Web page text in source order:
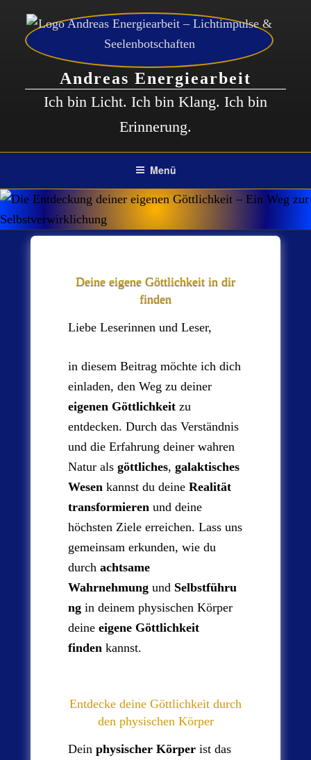
Inhalt
springen
Andreas Energiearbeit
Ich bin Licht. Ich bin Klang. Ich bin
Erinnerung.
Menü
Deine eigene Göttlichkeit in dir
finden
Liebe Leserinnen und Leser,
in diesem Beitrag möchte ich dich
einladen, den Weg zu deiner
eigenen Göttlichkeit zu
entdecken. Durch das Verständnis
und die Erfahrung deiner wahren
Natur als göttliches, galaktisches
Wesen kannst du deine Realität
transformieren und deine
höchsten Ziele erreichen. Lass uns
gemeinsam erkunden, wie du
durch achtsame
Wahrnehmung und Selbstführu
ng in deinem physischen Körper
deine eigene Göttlichkeit
finden kannst.
Entdecke deine Göttlichkeit durch
den physischen Körper
Dein physischer Körper ist das